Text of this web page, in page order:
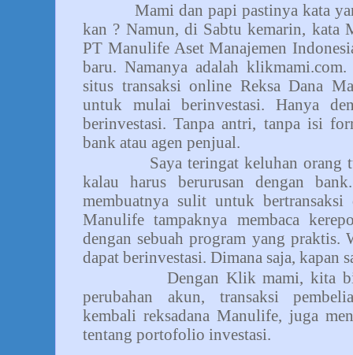
Mami dan papi pastinya kata
kan ? Namun, di Sabtu kemarin, kata
PT Manulife Aset Manajemen
baru. Namanya adalah
situs transaksi online Reksa Dana
untuk mulai berinvestasi. Hanya
berinvestasi. Tanpa antri, tanpa isi
bank atau agen penjual.
Saya teringat keluhan orang tua
kalau harus berurusan dengan
membuatnya sulit untuk
Manulife tampaknya membaca
dengan sebuah program yang praktis.
dapat berinvestasi. Dimana saja, kapan
Dengan Klik mami, kita bisa
perubahan akun, transaksi
kembali reksadana Manulife, juga
tentang portofolio investasi.